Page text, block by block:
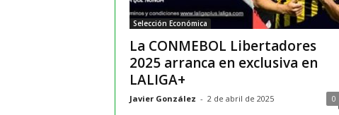
Selección Económica
La CONMEBOL Libertadores
2025 arranca en exclusiva en
LALIGA+
Javier González - 2 de abril de 2025 0